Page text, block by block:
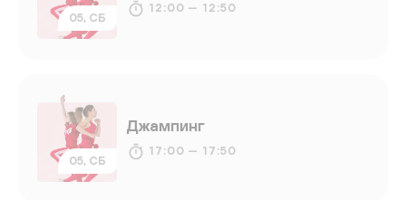
05, СБ
12:00 — 12:50
05, СБ
Джампинг
17:00 — 17:50